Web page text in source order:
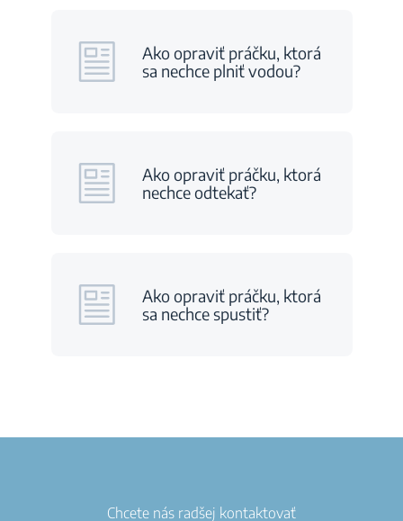
Ako opraviť práčku, ktorá
sa nechce plniť vodou?
Ako opraviť práčku, ktorá
nechce odtekať?
Ako opraviť práčku, ktorá
sa nechce spustiť?
Chcete nás radšej kontaktovať